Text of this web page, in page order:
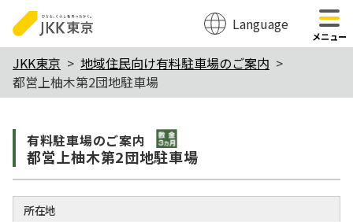
のページの本文へ移動
Language
メニュー
JKK東京
地域住民向け有料駐車場のご案内
都営上柚木第2団地駐車場
有料駐⾞場のご案内 敷金3か月
都営上柚木第2団地駐車場
所在地